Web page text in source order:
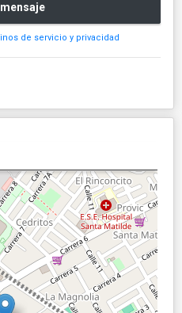
de servicio y privacidad